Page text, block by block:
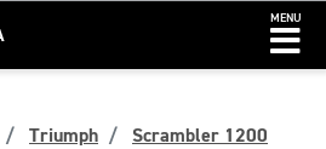
MENU
Triumph Scrambler 1200